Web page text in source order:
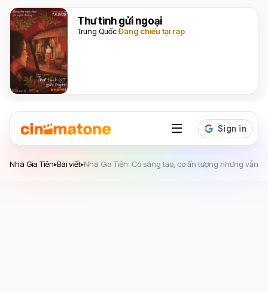
Thư tình gửi ngoại
Trung QuốcĐang chiếu tại rạp
Nhà Gia Tiên▸Bài viết▸Nhà Gia Tiên: Có sáng tạo, có ấn tượng nhưng vẫn